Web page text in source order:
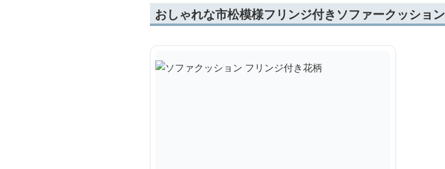
おしゃれな市松模様フリンジ付きソファークッション